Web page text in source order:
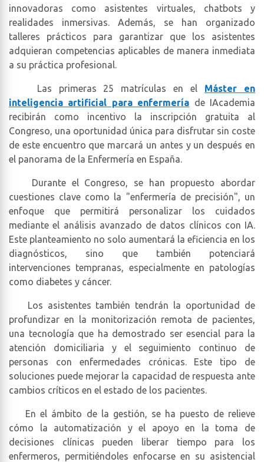
innovadoras como asistentes virtuales, chatbots y
realidades inmersivas. Además, se han organizado
talleres prácticos para garantizar que los asistentes
adquieran competencias aplicables de manera inmediata
a su práctica profesional.
Las primeras 25 matrículas en el Máster en
inteligencia artificial para enfermería de IAcademia
recibirán como incentivo la inscripción gratuita al
Congreso, una oportunidad única para disfrutar sin coste
de este encuentro que marcará un antes y un después en
el panorama de la Enfermería en España.
Durante el Congreso, se han propuesto abordar
cuestiones clave como la "enfermería de precisión", un
enfoque que permitirá personalizar los cuidados
mediante el análisis avanzado de datos clínicos con IA.
Este planteamiento no solo aumentará la eficiencia en los
diagnósticos, sino que también potenciará
intervenciones tempranas, especialmente en patologías
como diabetes y cáncer.
Los asistentes también tendrán la oportunidad de
profundizar en la monitorización remota de pacientes,
una tecnología que ha demostrado ser esencial para la
atención domiciliaria y el seguimiento continuo de
personas con enfermedades crónicas. Este tipo de
soluciones puede mejorar la capacidad de respuesta ante
cambios críticos en el estado de los pacientes.
En el ámbito de la gestión, se ha puesto de relieve
cómo la automatización y el apoyo en la toma de
decisiones clínicas pueden liberar tiempo para los
enfermeros, permitiéndoles enfocarse en su asistencial